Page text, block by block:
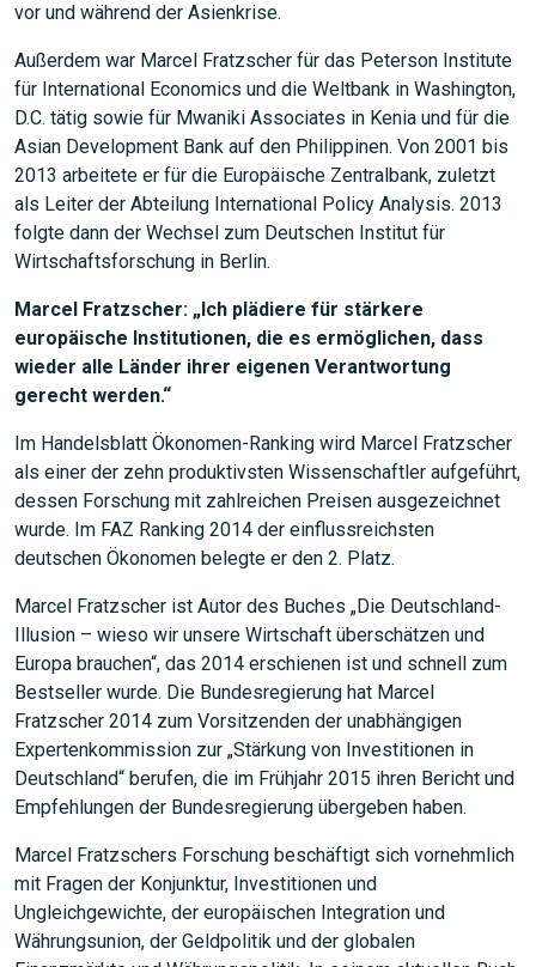
vor und während der Asienkrise.
Außerdem war Marcel Fratzscher für das Peterson Institute
für International Economics und die Weltbank in Washington,
D.C. tätig sowie für Mwaniki Associates in Kenia und für die
Asian Development Bank auf den Philippinen. Von 2001 bis
2013 arbeitete er für die Europäische Zentralbank, zuletzt
als Leiter der Abteilung International Policy Analysis. 2013
folgte dann der Wechsel zum Deutschen Institut für
Wirtschaftsforschung in Berlin.
Marcel Fratzscher: „Ich plädiere für stärkere
europäische Institutionen, die es ermöglichen, dass
wieder alle Länder ihrer eigenen Verantwortung
gerecht werden.“
Im Handelsblatt Ökonomen-Ranking wird Marcel Fratzscher
als einer der zehn produktivsten Wissenschaftler aufgeführt,
dessen Forschung mit zahlreichen Preisen ausgezeichnet
wurde. Im FAZ Ranking 2014 der einflussreichsten
deutschen Ökonomen belegte er den 2. Platz.
Marcel Fratzscher ist Autor des Buches „Die Deutschland-
Illusion – wieso wir unsere Wirtschaft überschätzen und
Europa brauchen“, das 2014 erschienen ist und schnell zum
Bestseller wurde. Die Bundesregierung hat Marcel
Fratzscher 2014 zum Vorsitzenden der unabhängigen
Expertenkommission zur „Stärkung von Investitionen in
Deutschland“ berufen, die im Frühjahr 2015 ihren Bericht und
Empfehlungen der Bundesregierung übergeben haben.
Marcel Fratzschers Forschung beschäftigt sich vornehmlich
mit Fragen der Konjunktur, Investitionen und
Ungleichgewichte, der europäischen Integration und
Währungsunion, der Geldpolitik und der globalen